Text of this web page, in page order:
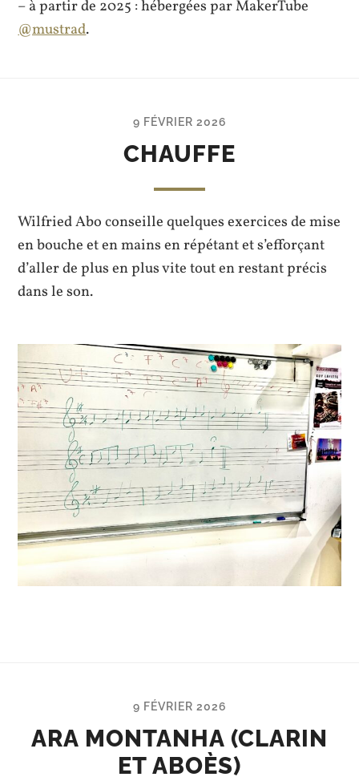
– à partir de 2025 : hébergées par MakerTube
@mustrad.
9 FÉVRIER 2026
CHAUFFE
Wilfried Abo conseille quelques exercices de mise
en bouche et en mains en répétant et s’efforçant
d’aller de plus en plus vite tout en restant précis
dans le son.
9 FÉVRIER 2026
ARA MONTANHA (CLARIN
ET ABOÈS)